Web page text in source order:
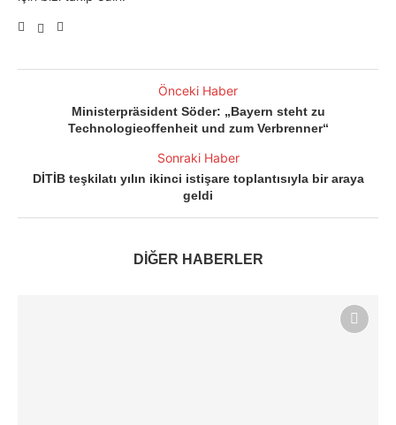
Önceki Haber
Ministerpräsident Söder: „Bayern steht zu
Technologieoffenheit und zum Verbrenner“
Sonraki Haber
DİTİB teşkilatı yılın ikinci istişare toplantısıyla bir araya
geldi
DİĞER HABERLER